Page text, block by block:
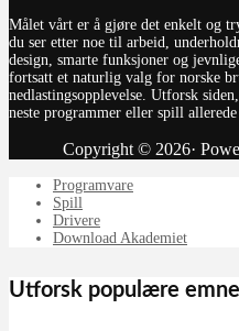
Målet vårt er å gjøre det enkelt og
du ser etter noe til arbeid,
design, smarte funksjoner og
fortsatt et naturlig valg for norske
nedlastingsopplevelse. Utforsk
neste programmer eller spill
Copyright © 2026·
Programvare
Spill
Drivere
Download Akademiet
Utforsk populære